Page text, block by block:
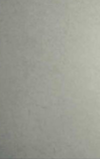
Terapia